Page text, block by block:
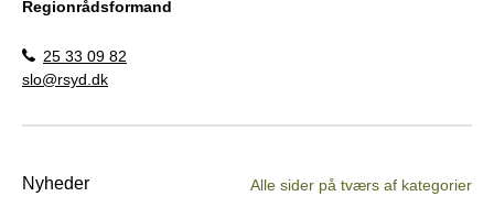
Regionrådsformand
25 33 09 82
slo@rsyd.dk
Nyheder Alle sider på tværs af kategorier